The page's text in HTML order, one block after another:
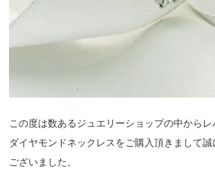
この度は数あるジュエリーショップの中から
ダイヤモンドネックレスをご購入頂きまして誠
ございました。